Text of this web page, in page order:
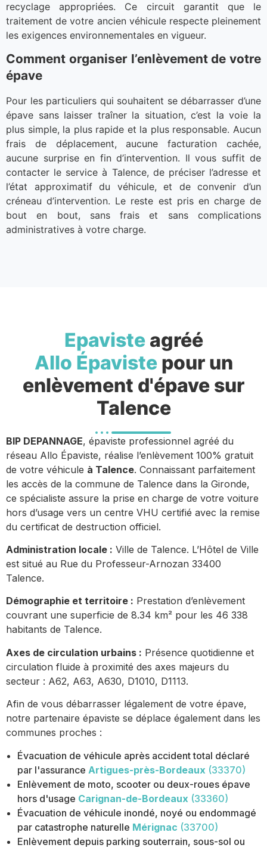
recyclage appropriées. Ce circuit garantit que le
traitement de votre ancien véhicule respecte pleinement
les exigences environnementales en vigueur.
Comment organiser l’enlèvement de votre
épave
Pour les particuliers qui souhaitent se débarrasser d’une
épave sans laisser traîner la situation, c’est la voie la
plus simple, la plus rapide et la plus responsable. Aucun
frais de déplacement, aucune facturation cachée,
aucune surprise en fin d’intervention. Il vous suffit de
contacter le service à Talence, de préciser l’adresse et
l’état approximatif du véhicule, et de convenir d’un
créneau d’intervention. Le reste est pris en charge de
bout en bout, sans frais et sans complications
administratives à votre charge.
Epavisteagréé
Allo Épavistepour un
enlèvement d'épave sur
Talence
BIP DEPANNAGE, épaviste professionnel agréé du
réseau Allo Épaviste, réalise l’enlèvement 100% gratuit
de votre véhicule à Talence. Connaissant parfaitement
les accès de la commune de Talence dans la Gironde,
ce spécialiste assure la prise en charge de votre voiture
hors d’usage vers un centre VHU certifié avec la remise
du certificat de destruction officiel.
Administration locale : Ville de Talence. L’Hôtel de Ville
est situé au Rue du Professeur-Arnozan 33400
Talence.
Démographie et territoire : Prestation d’enlèvement
couvrant une superficie de 8.34 km² pour les 46 338
habitants de Talence.
Axes de circulation urbains : Présence quotidienne et
circulation fluide à proximité des axes majeurs du
secteur : A62, A63, A630, D1010, D1113.
Afin de vous débarrasser légalement de votre épave,
notre partenaire épaviste se déplace également dans les
communes proches :
Évacuation de véhicule après accident total déclaré
par l'assurance Artigues-près-Bordeaux (33370)
Enlèvement de moto, scooter ou deux-roues épave
hors d'usage Carignan-de-Bordeaux (33360)
Évacuation de véhicule inondé, noyé ou endommagé
par catastrophe naturelle Mérignac (33700)
Enlèvement depuis parking souterrain, sous-sol ou